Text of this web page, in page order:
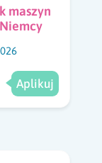
maszyn
Aplikuj